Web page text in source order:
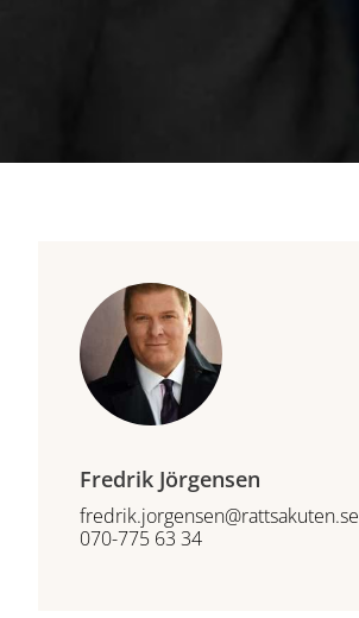
Fredrik Jörgensen
fredrik.jorgensen@rattsakuten.se
070-775 63 34